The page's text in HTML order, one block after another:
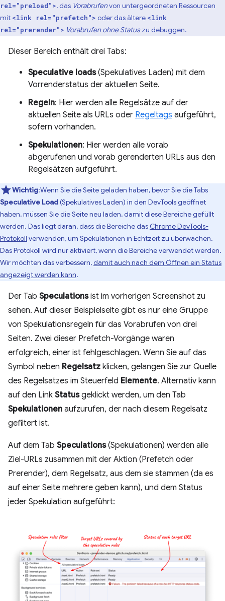
rel="preload">, das Vorabrufenvon untergeordneten Ressourcen
mit <link rel="prefetch"> oder das ältere <link
rel="prerender"> Vorabrufen ohne Statuszu debuggen.
Dieser Bereich enthält drei Tabs:
Speculative loads(Spekulatives Laden) mit dem
Vorrenderstatus der aktuellen Seite.
Regeln: Hier werden alle Regelsätze auf der
aktuellen Seite als URLs oder Regeltags aufgeführt,
sofern vorhanden.
Spekulationen: Hier werden alle vorab
abgerufenen und vorab gerenderten URLs aus den
Regelsätzen aufgeführt.
Wichtig:Wenn Sie die Seite geladen haben, bevor Sie die Tabs
Speculative Load(Spekulatives Laden) in den DevTools geöffnet
haben, müssen Sie die Seite neu laden, damit diese Bereiche gefüllt
werden. Das liegt daran, dass die Bereiche das Chrome DevTools-
Protokoll verwenden, um Spekulationen in Echtzeit zu überwachen.
Das Protokoll wird nur aktiviert, wenn die Bereiche verwendet werden.
Wir möchten das verbessern,damit auch nach dem Öffnen ein Status
angezeigt werden kann.
Der Tab Speculationsist im vorherigen Screenshot zu
sehen. Auf dieser Beispielseite gibt es nur eine Gruppe
von Spekulationsregeln für das Vorabrufen von drei
Seiten. Zwei dieser Prefetch-Vorgänge waren
erfolgreich, einer ist fehlgeschlagen. Wenn Sie auf das
Symbol neben Regelsatz klicken, gelangen Sie zur Quelle
des Regelsatzes im Steuerfeld Elemente. Alternativ kann
auf den Link Statusgeklickt werden, um den Tab
Spekulationen aufzurufen, der nach diesem Regelsatz
gefiltert ist.
Auf dem Tab Speculations(Spekulationen) werden alle
Ziel-URLs zusammen mit der Aktion (Prefetch oder
Prerender), dem Regelsatz, aus dem sie stammen (da es
auf einer Seite mehrere geben kann), und dem Status
jeder Spekulation aufgeführt: